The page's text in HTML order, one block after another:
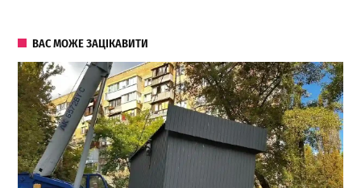
ВАС МОЖЕ ЗАЦІКАВИТИ